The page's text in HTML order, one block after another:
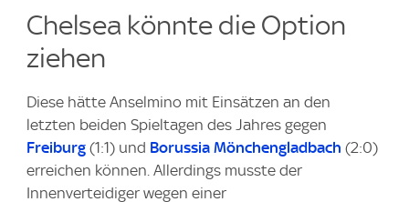
Chelsea könnte die Option
ziehen
Diese hätte Anselmino mit Einsätzen an den
letzten beiden Spieltagen des Jahres gegen
Freiburg (1:1) und Borussia Mönchengladbach (2:0)
erreichen können. Allerdings musste der
Innenverteidiger wegen einer